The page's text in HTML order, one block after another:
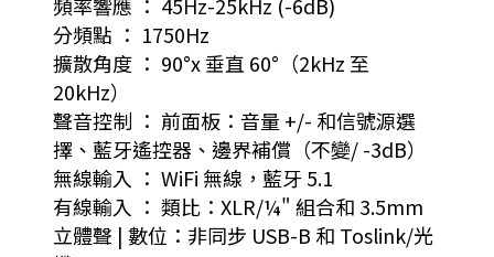
分頻點 ： 1750Hz
擴散角度 ： 90°x 垂直 60°（2kHz 至
20kHz）
聲音控制 ： 前面板：音量 +/- 和信號源選
擇、藍牙遙控器、邊界補償（不變/ -3dB）
無線輸入 ： WiFi 無線，藍牙 5.1
有線輸入 ： 類比：XLR/¼" 組合和 3.5mm
立體聲 | 數位：非同步 USB-B 和 Toslink/光